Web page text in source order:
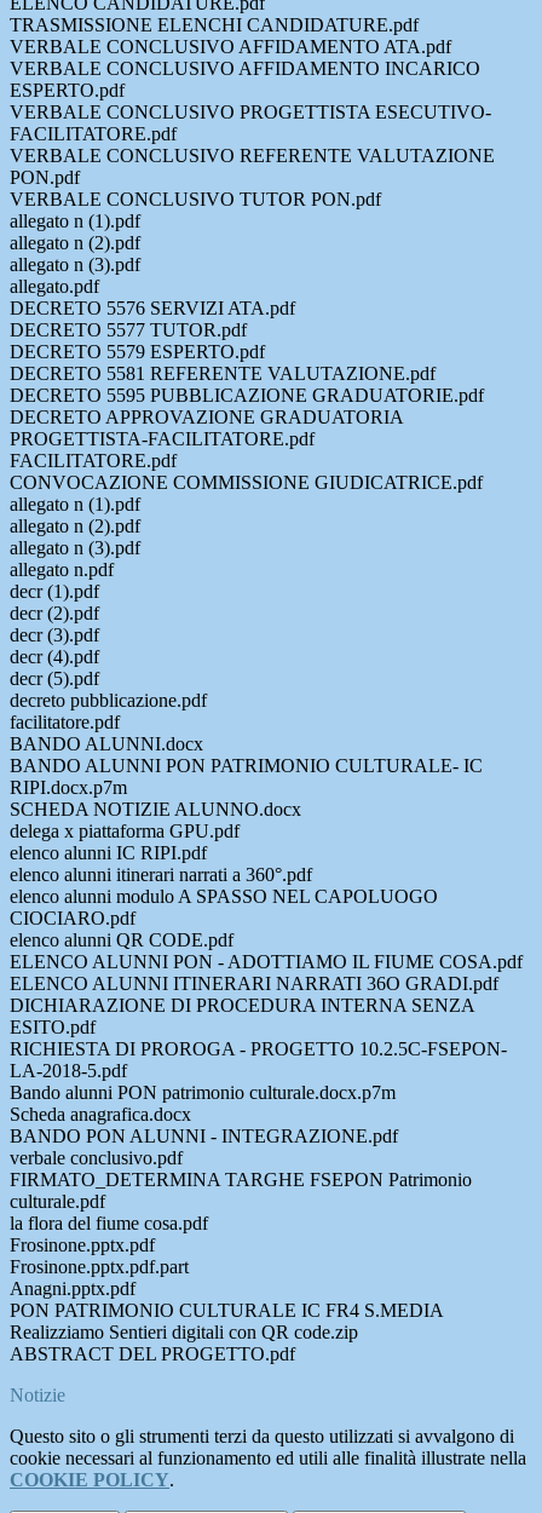
TRASMISSIONE ELENCHI CANDIDATURE.pdf
VERBALE CONCLUSIVO AFFIDAMENTO ATA.pdf
VERBALE CONCLUSIVO AFFIDAMENTO INCARICO
ESPERTO.pdf
VERBALE CONCLUSIVO PROGETTISTA ESECUTIVO-
FACILITATORE.pdf
VERBALE CONCLUSIVO REFERENTE VALUTAZIONE
PON.pdf
VERBALE CONCLUSIVO TUTOR PON.pdf
allegato n (1).pdf
allegato n (2).pdf
allegato n (3).pdf
allegato.pdf
DECRETO 5576 SERVIZI ATA.pdf
DECRETO 5577 TUTOR.pdf
DECRETO 5579 ESPERTO.pdf
DECRETO 5581 REFERENTE VALUTAZIONE.pdf
DECRETO 5595 PUBBLICAZIONE GRADUATORIE.pdf
DECRETO APPROVAZIONE GRADUATORIA
PROGETTISTA-FACILITATORE.pdf
FACILITATORE.pdf
CONVOCAZIONE COMMISSIONE GIUDICATRICE.pdf
allegato n (1).pdf
allegato n (2).pdf
allegato n (3).pdf
allegato n.pdf
decr (1).pdf
decr (2).pdf
decr (3).pdf
decr (4).pdf
decr (5).pdf
decreto pubblicazione.pdf
facilitatore.pdf
BANDO ALUNNI.docx
BANDO ALUNNI PON PATRIMONIO CULTURALE- IC
RIPI.docx.p7m
SCHEDA NOTIZIE ALUNNO.docx
delega x piattaforma GPU.pdf
elenco alunni IC RIPI.pdf
elenco alunni itinerari narrati a 360°.pdf
elenco alunni modulo A SPASSO NEL CAPOLUOGO
CIOCIARO.pdf
elenco alunni QR CODE.pdf
ELENCO ALUNNI PON - ADOTTIAMO IL FIUME COSA.pdf
ELENCO ALUNNI ITINERARI NARRATI 36O GRADI.pdf
DICHIARAZIONE DI PROCEDURA INTERNA SENZA
ESITO.pdf
RICHIESTA DI PROROGA - PROGETTO 10.2.5C-FSEPON-
LA-2018-5.pdf
Bando alunni PON patrimonio culturale.docx.p7m
Scheda anagrafica.docx
BANDO PON ALUNNI - INTEGRAZIONE.pdf
verbale conclusivo.pdf
FIRMATO_DETERMINA TARGHE FSEPON Patrimonio
culturale.pdf
la flora del fiume cosa.pdf
Frosinone.pptx.pdf
Frosinone.pptx.pdf.part
Anagni.pptx.pdf
PON PATRIMONIO CULTURALE IC FR4 S.MEDIA
Realizziamo Sentieri digitali con QR code.zip
ABSTRACT DEL PROGETTO.pdf
Notizie
Questo sito o gli strumenti terzi da questo utilizzati si avvalgono di
cookie necessari al funzionamento ed utili alle finalità illustrate nella
COOKIE POLICY.